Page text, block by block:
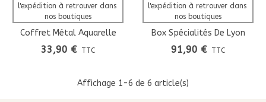
l'expédition à retrouver dans
nos boutiques
Coffret Métal Aquarelle
Bellecour
33,90 € TTC
l'expédition à retrouver dans
nos boutiques
Box Spécialités De Lyon
91,90 € TTC
Affichage 1-6 de 6 article(s)